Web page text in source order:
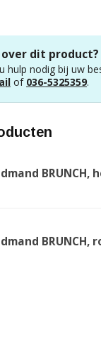
dit product?
hulp nodig bij uw
of 036-5325359.
BRUNCH,